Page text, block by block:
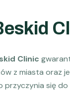
Clinic
z miasta oraz
przyczynia się do